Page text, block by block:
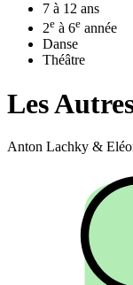
7 à 12 ans
2e à 6e année
Danse
Théâtre
Les
Anton Lachky &